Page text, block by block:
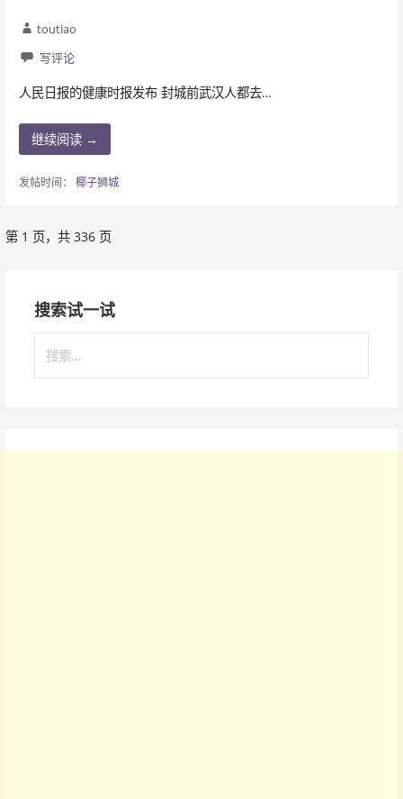
toutiao
写评论
人民日报的健康时报发布 封城前武汉人都去…
继续阅读 →
发帖时间： 椰子狮城
文
第 1 页，共 336 页
搜索试一试
索